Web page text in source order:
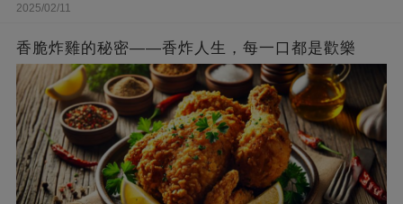
2025/02/11
香脆炸雞的秘密——香炸人生，每一口都是歡樂